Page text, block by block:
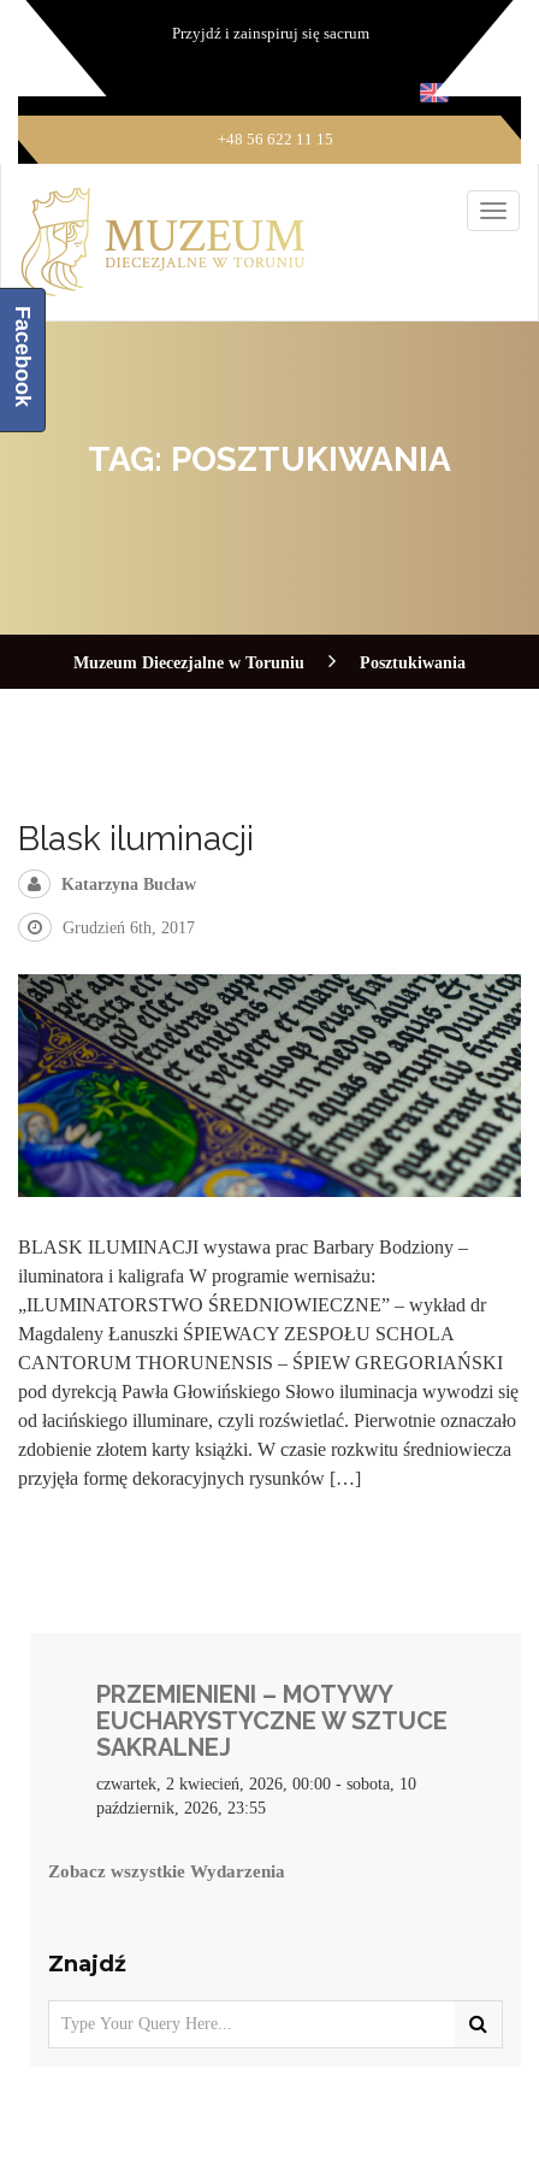
Przyjdź i zainspiruj się sacrum
+48 56 622 11 15
TAG: POSZTUKIWANIA
Muzeum Diecezjalne w Toruniu Posztukiwania
Blask iluminacji
Katarzyna Bucław
Grudzień 6th, 2017
BLASK ILUMINACJI wystawa prac Barbary Bodziony –
iluminatora i kaligrafa W programie wernisażu:
„ILUMINATORSTWO ŚREDNIOWIECZNE” – wykład dr
Magdaleny Łanuszki ŚPIEWACY ZESPOŁU SCHOLA
CANTORUM THORUNENSIS – ŚPIEW GREGORIAŃSKI
pod dyrekcją Pawła Głowińskiego Słowo iluminacja wywodzi się
od łacińskiego illuminare, czyli rozświetlać. Pierwotnie oznaczało
zdobienie złotem karty książki. W czasie rozkwitu średniowiecza
przyjęła formę dekoracyjnych rysunków […]
PRZEMIENIENI – MOTYWY
EUCHARYSTYCZNE W SZTUCE
SAKRALNEJ
czwartek, 2 kwiecień, 2026, 00:00 - sobota, 10
październik, 2026, 23:55
Zobacz wszystkie Wydarzenia
Znajdź
Facebook